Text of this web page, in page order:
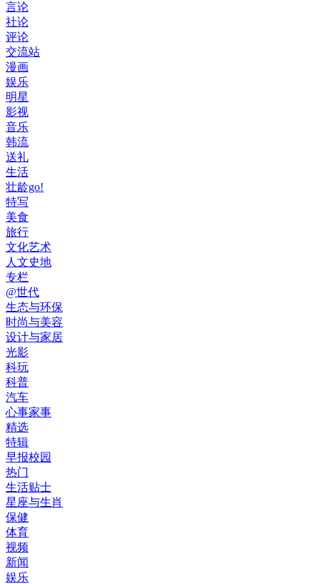
言论
社论
评论
交流站
漫画
娱乐
明星
影视
音乐
韩流
送礼
生活
壮龄go!
特写
美食
旅行
文化艺术
人文史地
专栏
@世代
生态与环保
时尚与美容
设计与家居
光影
科玩
科普
汽车
心事家事
精选
特辑
早报校园
热门
生活贴士
星座与生肖
保健
体育
视频
新闻
娱乐